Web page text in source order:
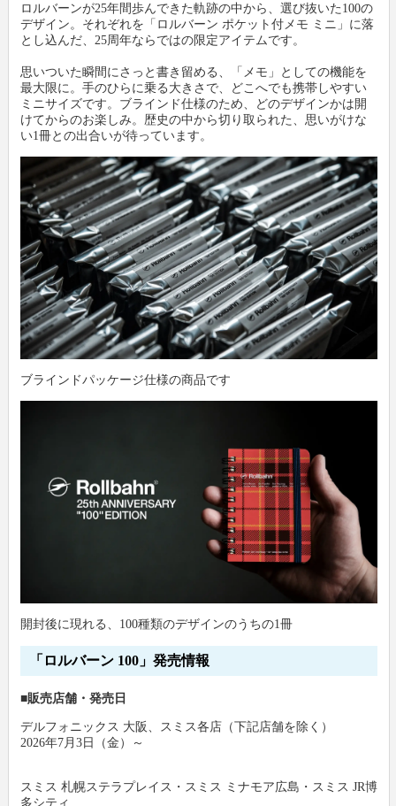
ロルバーンが25年間歩んできた軌跡の中から、選び抜いた100の
デザイン。それぞれを「ロルバーン ポケット付メモ ミニ」に落
とし込んだ、25周年ならではの限定アイテムです。
思いついた瞬間にさっと書き留める、「メモ」としての機能を
最大限に。手のひらに乗る大きさで、どこへでも携帯しやすい
ミニサイズです。ブラインド仕様のため、どのデザインかは開
けてからのお楽しみ。歴史の中から切り取られた、思いがけな
い1冊との出合いが待っています。
ブラインドパッケージ仕様の商品です
開封後に現れる、100種類のデザインのうちの1冊
「ロルバーン 100」発売情報
■販売店舗・発売日
デルフォニックス 大阪、スミス各店（下記店舗を除く）
2026年7月3日（金）～
スミス 札幌ステラプレイス・スミス ミナモア広島・スミス JR博
多シティ